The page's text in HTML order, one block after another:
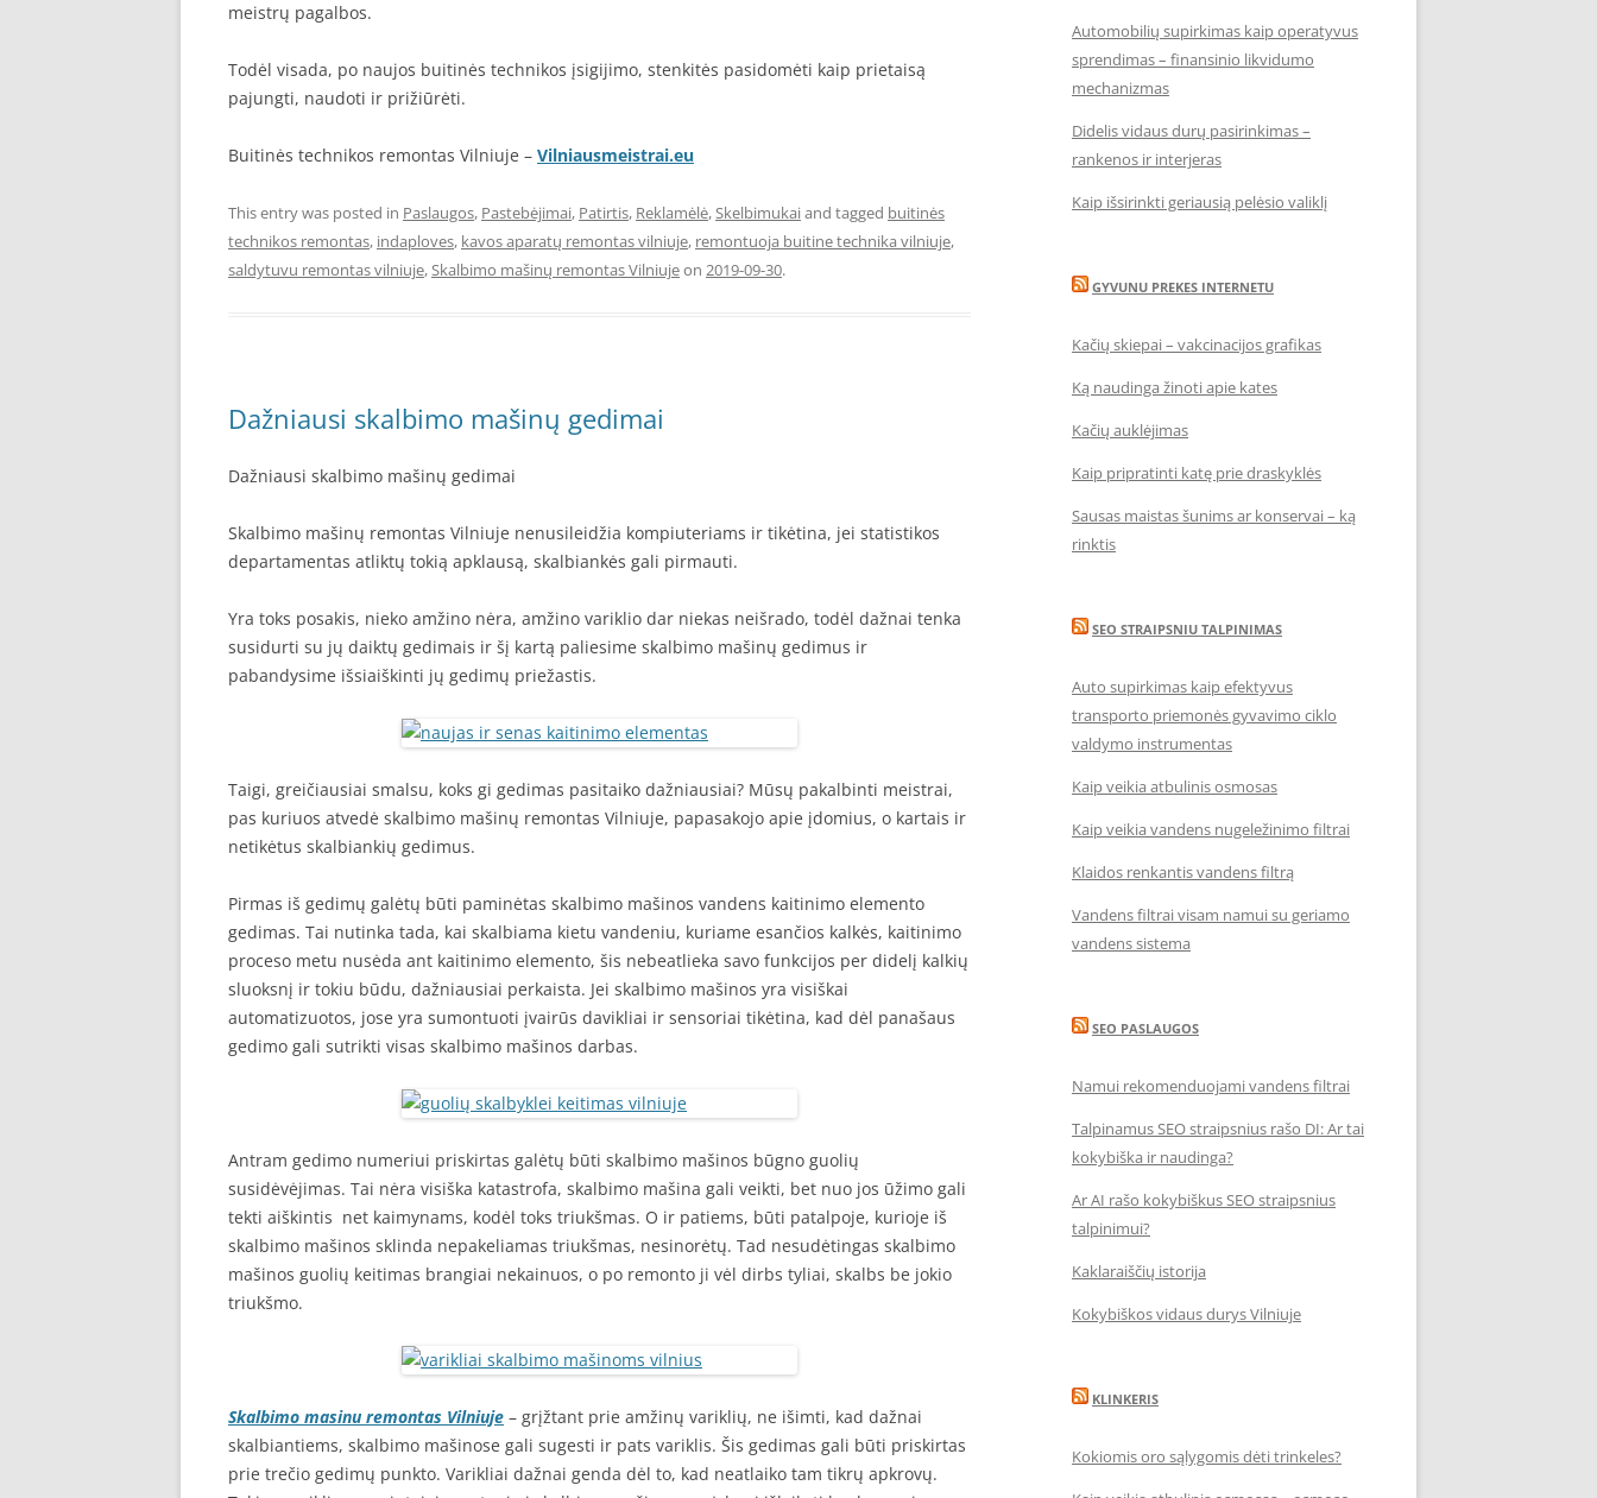
meistrų pagalbos.
Todėl visada, po naujos buitinės technikos įsigijimo, stenkitės pasidomėti kaip prietaisą
pajungti, naudoti ir prižiūrėti.
Buitinės technikos remontas Vilniuje – Vilniausmeistrai.eu
This entry was posted in Paslaugos, Pastebėjimai, Patirtis, Reklamėlė,Skelbimukaiand tagged buitinės
technikos remontas, indaploves, kavos aparatų remontas vilniuje, remontuoja buitine technika vilniuje,
saldytuvu remontas vilniuje,Skalbimo mašinų remontas Vilniujeon 2019-09-30.
Dažniausi skalbimo mašinų gedimai
Dažniausi skalbimo mašinų gedimai
Skalbimo mašinų remontas Vilniuje nenusileidžia kompiuteriams ir tikėtina, jei statistikos
departamentas atliktų tokią apklausą, skalbiankės gali pirmauti.
Yra toks posakis, nieko amžino nėra, amžino variklio dar niekas neišrado, todėl dažnai tenka
susidurti su jų daiktų gedimais ir šį kartą paliesime skalbimo mašinų gedimus ir
pabandysime išsiaiškinti jų gedimų priežastis.
Taigi, greičiausiai smalsu, koks gi gedimas pasitaiko dažniausiai? Mūsų pakalbinti meistrai,
pas kuriuos atvedė skalbimo mašinų remontas Vilniuje, papasakojo apie įdomius, o kartais ir
netikėtus skalbiankių gedimus.
Pirmas iš gedimų galėtų būti paminėtas skalbimo mašinos vandens kaitinimo elemento
gedimas. Tai nutinka tada, kai skalbiama kietu vandeniu, kuriame esančios kalkės, kaitinimo
proceso metu nusėda ant kaitinimo elemento, šis nebeatlieka savo funkcijos per didelį kalkių
sluoksnį ir tokiu būdu, dažniausiai perkaista. Jei skalbimo mašinos yra visiškai
automatizuotos, jose yra sumontuoti įvairūs davikliai ir sensoriai tikėtina, kad dėl panašaus
gedimo gali sutrikti visas skalbimo mašinos darbas.
Antram gedimo numeriui priskirtas galėtų būti skalbimo mašinos būgno guolių
susidėvėjimas. Tai nėra visiška katastrofa, skalbimo mašina gali veikti, bet nuo jos ūžimo gali
tekti aiškintis net kaimynams, kodėl toks triukšmas. O ir patiems, būti patalpoje, kurioje iš
skalbimo mašinos sklinda nepakeliamas triukšmas, nesinorėtų. Tad nesudėtingas skalbimo
mašinos guolių keitimas brangiai nekainuos, o po remonto ji vėl dirbs tyliai, skalbs be jokio
triukšmo.
Skalbimo masinu remontas Vilniuje – grįžtant prie amžinų variklių, ne išimti, kad dažnai
skalbiantiems, skalbimo mašinose gali sugesti ir pats variklis. Šis gedimas gali būti priskirtas
prie trečio gedimų punkto. Varikliai dažnai genda dėl to, kad neatlaiko tam tikrų apkrovų.
Automobilių supirkimas kaip operatyvus
sprendimas – finansinio likvidumo
mechanizmas
Didelis vidaus durų pasirinkimas –
rankenos ir interjeras
Kaip išsirinkti geriausią pelėsio valiklį
GYVUNU PREKES INTERNETU
Kačių skiepai – vakcinacijos grafikas
Ką naudinga žinoti apie kates
Kačių auklėjimas
Kaip pripratinti katę prie draskyklės
Sausas maistas šunims ar konservai – ką
rinktis
SEO STRAIPSNIU TALPINIMAS
Auto supirkimas kaip efektyvus
transporto priemonės gyvavimo ciklo
valdymo instrumentas
Kaip veikia atbulinis osmosas
Kaip veikia vandens nugeležinimo filtrai
Klaidos renkantis vandens filtrą
Vandens filtrai visam namui su geriamo
vandens sistema
SEO PASLAUGOS
Namui rekomenduojami vandens filtrai
Talpinamus SEO straipsnius rašo DI: Ar tai
kokybiška ir naudinga?
Ar AI rašo kokybiškus SEO straipsnius
talpinimui?
Kaklaraiščių istorija
Kokybiškos vidaus durys Vilniuje
KLINKERIS
Kokiomis oro sąlygomis dėti trinkeles?